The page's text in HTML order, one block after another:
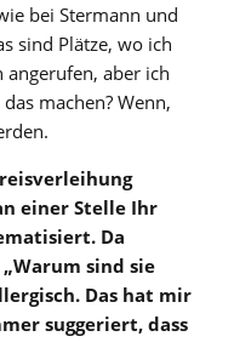
bei Stermann und
sind Plätze, wo ich
aber ich
machen? Wenn,
einer Stelle Ihr
Da
sind sie
Das hat mir
suggeriert, dass